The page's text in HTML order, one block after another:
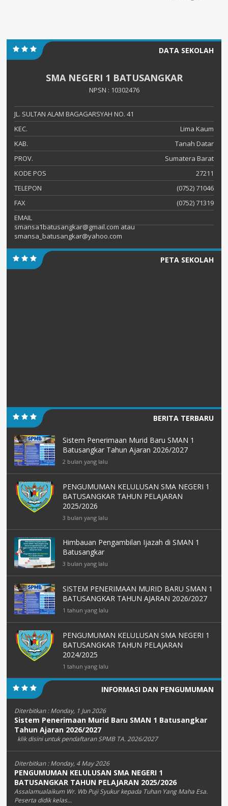
DATA SEKOLAH
SMA NEGERI 1 BATUSANGKAR
NPSN : 10302476
JL. SULTAN ALAM BAGAGARSYAH NO. 41
KEC.
Lima Kaum
KAB.
Tanah Datar
PROV.
Sumatera Barat
KODE POS
27211
TELEPON
(0752) 71046
FAX
(0752) 71319
EMAIL
smansa1batusangkar@gmail.com atau
smansa_batusangkar@yahoo.com
PETA SEKOLAH
BERITA TERBARU
Sistem Penerimaan Murid Baru SMAN 1
Batusangkar Tahun Ajaran 2026/2027
2 bulan yang lalu
PENGUMUMAN KELULUSAN SMA NEGERI 1
BATUSANGKAR TAHUN PELAJARAN
2025/2026
3 bulan yang lalu
Himbauan Pengambilan Ijazah di SMAN 1
Batusangkar
3 bulan yang lalu
SISTEM PENERIMAAN MURID BARU SMAN 1
BATUSANGKAR TAHUN AJARAN 2026/2027
1 tahun yang lalu
PENGUMUMAN KELULUSAN SMA NEGERI 1
BATUSANGKAR TAHUN PELAJARAN
2024/2025
1 tahun yang lalu
INFORMASI DAN PENGUMUMAN
Diterbitkan :Monday, 1 Jun 2026
Sistem Penerimaan Murid Baru SMAN 1 Batusangkar
Tahun Ajaran 2026/2027
klik disini untuk pendaftaran SPMB TA. 2026/2027
Diterbitkan :Monday, 4 May 2026
PENGUMUMAN KELULUSAN SMA NEGERI 1
BATUSANGKAR TAHUN PELAJARAN 2025/2026
Assalamualaikum Wr. Wb Puji Syukur kepada Tuhan Yang Maha Esa.
Peserta didik kelas...